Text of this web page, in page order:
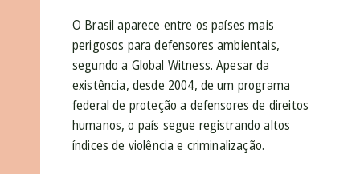
O Brasil aparece entre os países mais
perigosos para defensores ambientais,
segundo a Global Witness. Apesar da
existência, desde 2004, de um programa
federal de proteção a defensores de direitos
humanos, o país segue registrando altos
índices de violência e criminalização.